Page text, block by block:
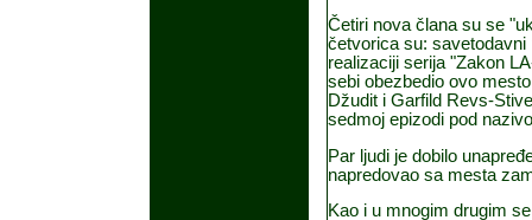
Četiri nova člana su se
četvorica su: savetodavni
realizaciji serija "Zakon
sebi obezbedio ovo
Džudit i Garfild Revs-
sedmoj epizodi pod
Par ljudi je dobilo
napredovao sa mesta
Kao i u mnogim drugim